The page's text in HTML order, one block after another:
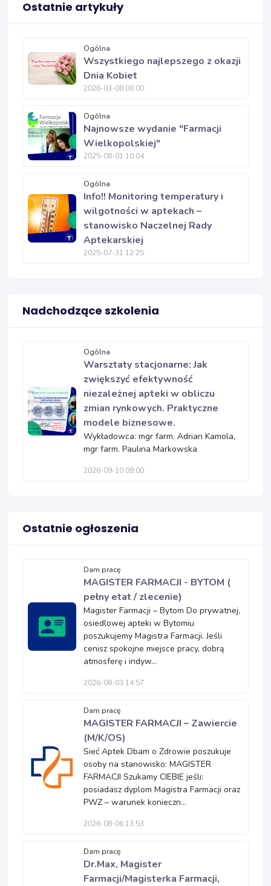
Ostatnie artykuły
Ogólna
Wszystkiego najlepszego z okazji
Dnia Kobiet
2026-03-08 08:00
Ogólna
Najnowsze wydanie "Farmacji
Wielkopolskiej"
2025-08-01 10:04
Ogólna
Info!! Monitoring temperatury i
wilgotności w aptekach –
stanowisko Naczelnej Rady
Aptekarskiej
2025-07-31 12:25
Nadchodzące szkolenia
Ogólna
Warsztaty stacjonarne: Jak
zwiększyć efektywność
niezależnej apteki w obliczu
zmian rynkowych. Praktyczne
modele biznesowe.
Wykładowca: mgr farm. Adrian Kamola,
mgr farm. Paulina Markowska
2026-09-10 09:00
Ostatnie ogłoszenia
Dam pracę
MAGISTER FARMACJI - BYTOM (
pełny etat / zlecenie)
Magister Farmacji – Bytom Do prywatnej,
osiedlowej apteki w Bytomiu
poszukujemy Magistra Farmacji. Jeśli
cenisz spokojne miejsce pracy, dobrą
atmosferę i indyw...
2026-08-03 14:57
Dam pracę
MAGISTER FARMACJI – Zawiercie
(M/K/OS)
Sieć Aptek Dbam o Zdrowie poszukuje
osoby na stanowisko: MAGISTER
FARMACJI Szukamy CIEBIE jeśli:
posiadasz dyplom Magistra Farmacji oraz
PWZ – warunek konieczn...
2026-08-06 13:53
Dam pracę
Dr.Max, Magister
Farmacji/Magisterka Farmacji,